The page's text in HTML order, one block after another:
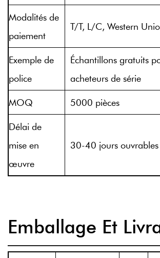
Modalités de
paiement
T/T, L/C, Western
Exemple de
police
Échantillons gratuits
acheteurs de série
MOQ
5000 pièces
Délai de
mise en
œuvre
30-40 jours ouvrables
Emballage Et